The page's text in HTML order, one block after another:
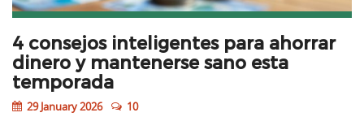
4 consejos inteligentes para ahorrar
dinero y mantenerse sano esta
temporada
29 January 2026
10